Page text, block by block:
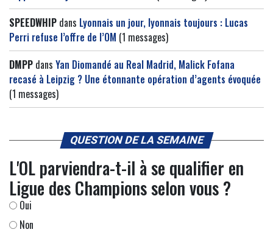
SPEEDWHIP dans Lyonnais un jour, lyonnais toujours : Lucas
Perri refuse l’offre de l’OM (1 messages)
DMPP dans Yan Diomandé au Real Madrid, Malick Fofana
recasé à Leipzig ? Une étonnante opération d’agents évoquée
(1 messages)
QUESTION DE LA SEMAINE
L'OL parviendra-t-il à se qualifier en
Ligue des Champions selon vous ?
Oui
Non